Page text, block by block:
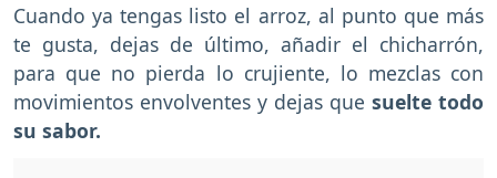
Cuando ya tengas listo el arroz, al punto que más
te gusta, dejas de último, añadir el chicharrón,
para que no pierda lo crujiente, lo mezclas con
movimientos envolventes y dejas que suelte todo
su sabor.